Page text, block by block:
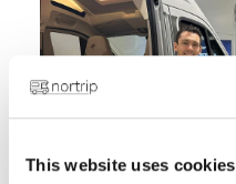
This website uses cookies